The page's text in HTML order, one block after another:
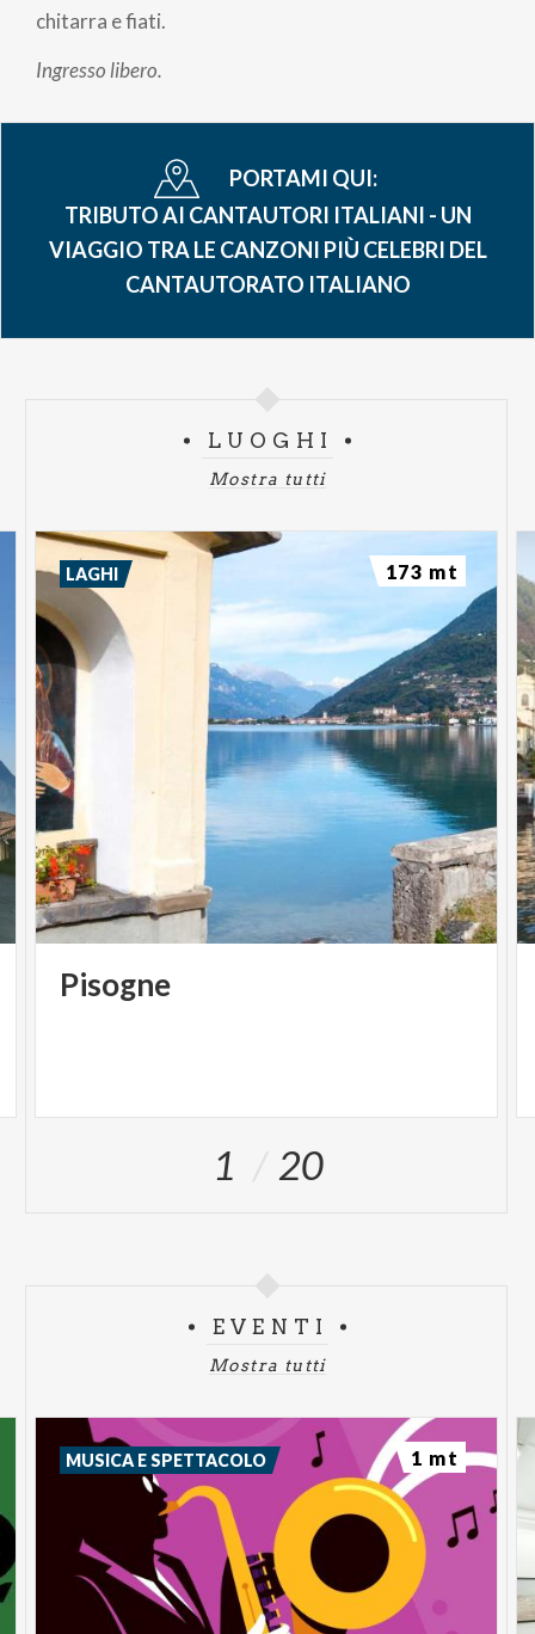
chitarra e fiati.
Ingresso libero.
PORTAMI QUI:
TRIBUTO AI CANTAUTORI ITALIANI - UN
VIAGGIO TRA LE CANZONI PIÙ CELEBRI DEL
CANTAUTORATO ITALIANO
LUOGHI
Mostra tutti
Pisogne
LAGHI 173 mt
1 20
EVENTI
Mostra tutti
MUSICA E SPETTACOLO 1 mt